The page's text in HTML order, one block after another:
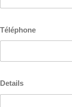
Téléphone
Details